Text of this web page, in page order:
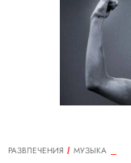
РАЗВЛЕЧЕНИЯ
MУЗЫКА